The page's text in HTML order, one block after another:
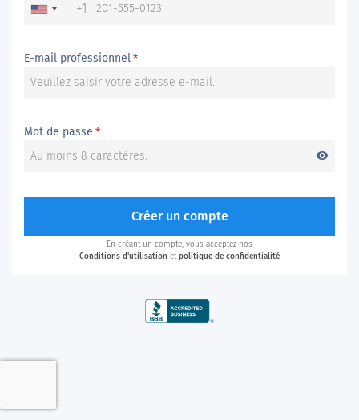
+1
E-mail professionnel*
Mot de passe *
visibility
Créer un compte
En créant un compte, vous acceptez nos
Conditions d'utilisation etpolitique de confidentialité